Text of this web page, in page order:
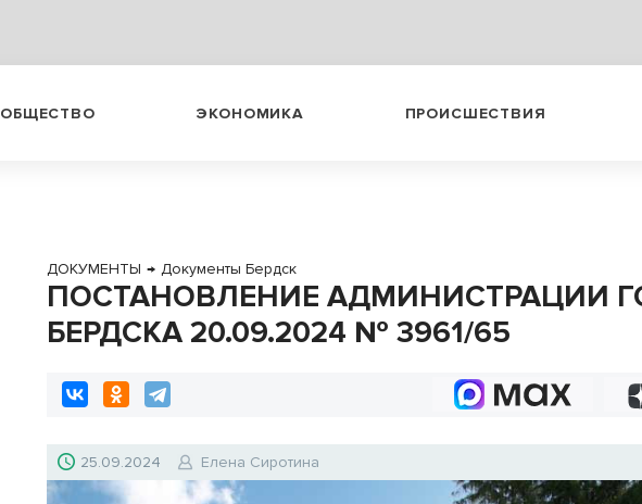
ОБЩЕСТВО ЭКОНОМИКА ПРОИСШЕСТВИЯ
ДОКУМЕНТЫ → Документы Бердск
ПОСТАНОВЛЕНИЕ АДМИНИСТРАЦИИ
БЕРДСКА 20.09.2024 № 3961/65
25.09.2024 Елена Сиротина